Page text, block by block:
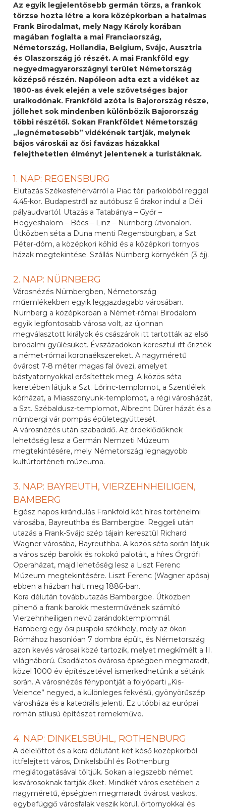
Az egyik legjelentősebb germán törzs, a frankok
törzse hozta létre a kora középkorban a hatalmas
Frank Birodalmat, mely Nagy Károly korában
magában foglalta a mai Franciaország,
Németország, Hollandia, Belgium, Svájc, Ausztria
és Olaszország jó részét. A mai Frankföld egy
negyedmagyarországnyi terület Németország
középső részén. Napóleon adta ezt a vidéket az
1800-as évek elején a vele szövetséges bajor
uralkodónak. Frankföld azóta is Bajorország része,
jóllehet sok mindenben különbözik Bajorország
többi részétől. Sokan Frankföldet Németország
„legnémetesebb” vidékének tartják, melynek
bájos városkái az ősi favázas házakkal
felejthetetlen élményt jelentenek a turistáknak.
1. NAP: REGENSBURG
Elutazás Székesfehérvárról a Piac téri parkolóból reggel
4.45-kor. Budapestről az autóbusz 6 órakor indul a Déli
pályaudvartól. Utazás a Tatabánya – Győr –
Hegyeshalom – Bécs – Linz – Nürnberg útvonalon.
Útközben séta a Duna menti Regensburgban, a Szt.
Péter-dóm, a középkori kőhíd és a középkori tornyos
házak megtekintése. Szállás Nürnberg környékén (3 éj).
2. NAP: NÜRNBERG
Városnézés Nürnbergben, Németország
műemlékekben egyik leggazdagabb városában.
Nürnberg a középkorban a Német-római Birodalom
egyik legfontosabb városa volt, az újonnan
megválasztott királyok és császárok itt tartották az első
birodalmi gyűlésüket. Évszázadokon keresztül itt őrizték
a német-római koronaékszereket. A nagyméretű
óvárost 7-8 méter magas fal övezi, amelyet
bástyatornyokkal erősítettek meg. A közös séta
keretében látjuk a Szt. Lőrinc-templomot, a Szentlélek
kórházat, a Miasszonyunk-templomot, a régi városházát,
a Szt. Szébaldusz-templomot, Albrecht Dürer házát és a
nürnbergi vár pompás épületegyüttesét.
A városnézés után szabadidő. Az érdeklődőknek
lehetőség lesz a Germán Nemzeti Múzeum
megtekintésére, mely Németország legnagyobb
kultúrtörténeti múzeuma.
3. NAP: BAYREUTH, VIERZEHNHEILIGEN,
BAMBERG
Egész napos kirándulás Frankföld két híres történelmi
városába, Bayreuthba és Bambergbe. Reggeli után
utazás a Frank-Svájc szép tájain keresztül Richard
Wagner városába, Bayreuthba. A közös séta során látjuk
a város szép barokk és rokokó palotáit, a híres Őrgrófi
Operaházat, majd lehetőség lesz a Liszt Ferenc
Múzeum megtekintésére. Liszt Ferenc (Wagner apósa)
ebben a házban halt meg 1886-ban.
Kora délután továbbutazás Bambergbe. Útközben
pihenő a frank barokk mesterművének számító
Vierzehnheiligen nevű zarándoktemplomnál.
Bamberg egy ősi püspöki székhely, mely az ókori
Rómához hasonlóan 7 dombra épült, és Németország
azon kevés városai közé tartozik, melyet megkímélt a II.
világháború. Csodálatos óvárosa épségben megmaradt,
közel 1000 év építészetével ismerkedhetünk a sétánk
során. A városnézés fénypontját a folyóparti „Kis-
Velence” negyed, a különleges fekvésű, gyönyörűszép
városháza és a katedrális jelenti. Ez utóbbi az európai
román stílusú építészet remekműve.
4. NAP: DINKELSBÜHL, ROTHENBURG
A délelőttöt és a kora délutánt két késő középkorból
ittfelejtett város, Dinkelsbühl és Rothenburg
meglátogatásával töltjük. Sokan a legszebb német
kisvárosoknak tartják őket. Mindkét város esetében a
nagyméretű, épségben megmaradt óvárost vaskos,
egybefüggő városfalak veszik körül, őrtornyokkal és